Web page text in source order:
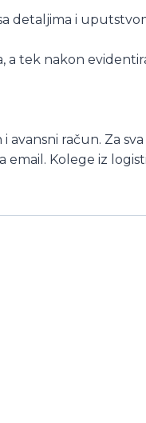
detaljima i
a tek nakon
avansni račun. Za sva
Kolege iz